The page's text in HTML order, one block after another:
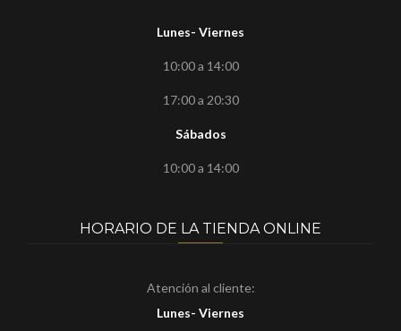
Lunes- Viernes
10:00 a 14:00
17:00 a 20:30
Sábados
10:00 a 14:00
HORARIO DE LA TIENDA ONLINE
Atención al cliente:
Lunes- Viernes